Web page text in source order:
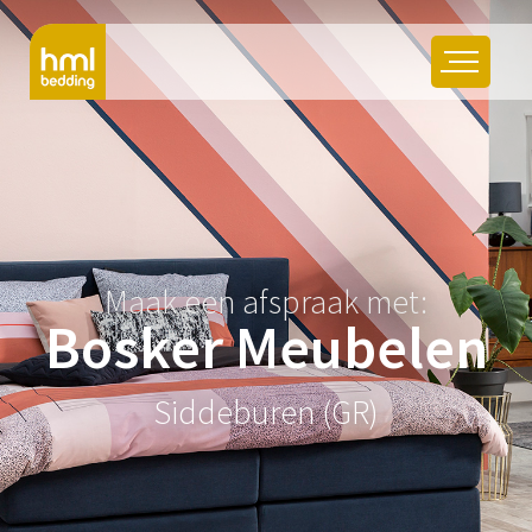
Maak een afspraak met:
Bosker Meubelen
Siddeburen (GR)